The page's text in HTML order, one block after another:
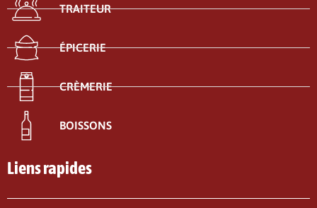
TRAITEUR
ÉPICERIE
CRÈMERIE
BOISSONS
Liens rapides